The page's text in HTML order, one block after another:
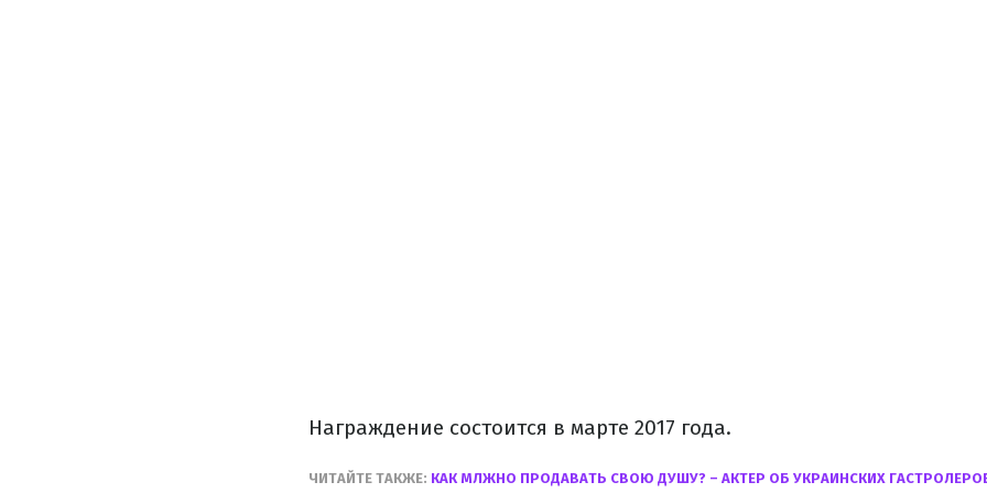
Награждение состоится в марте 2017 года.
ЧИТАЙТЕ ТАКЖЕ: КАК МЛЖНО ПРОДАВАТЬ СВОЮ ДУШУ? – АКТЕР ОБ УКРАИНСКИХ